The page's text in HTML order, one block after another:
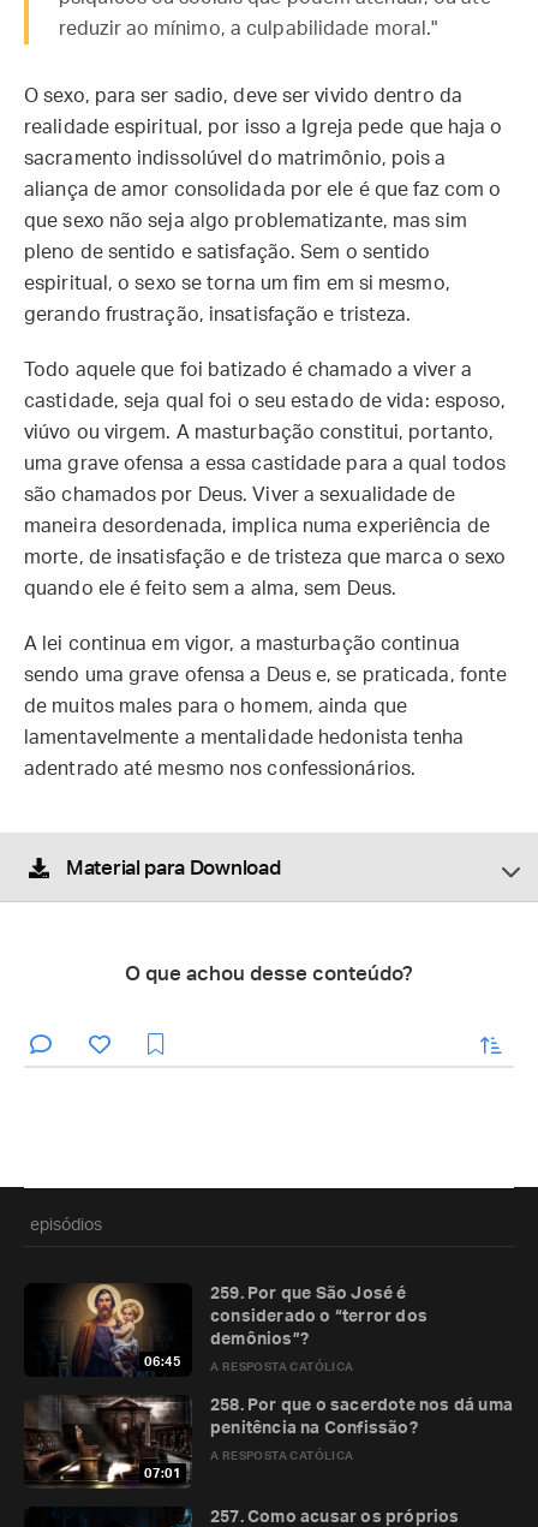
reduzir ao mínimo, a culpabilidade moral."
O sexo, para ser sadio, deve ser vivido dentro da
realidade espiritual, por isso a Igreja pede que haja o
sacramento indissolúvel do matrimônio, pois a
aliança de amor consolidada por ele é que faz com o
que sexo não seja algo problematizante, mas sim
pleno de sentido e satisfação. Sem o sentido
espiritual, o sexo se torna um fim em si mesmo,
gerando frustração, insatisfação e tristeza.
Todo aquele que foi batizado é chamado a viver a
castidade, seja qual foi o seu estado de vida: esposo,
viúvo ou virgem. A masturbação constitui, portanto,
uma grave ofensa a essa castidade para a qual todos
são chamados por Deus. Viver a sexualidade de
maneira desordenada, implica numa experiência de
morte, de insatisfação e de tristeza que marca o sexo
quando ele é feito sem a alma, sem Deus.
A lei continua em vigor, a masturbação continua
sendo uma grave ofensa a Deus e, se praticada, fonte
de muitos males para o homem, ainda que
lamentavelmente a mentalidade hedonista tenha
adentrado até mesmo nos confessionários.
Material para Download
O que achou desse conteúdo?
enviar
episódios
06:45 A RESPOSTA CATÓLICA
259. Por que São José é
considerado o “terror dos
demônios”?
07:01
A RESPOSTA CATÓLICA
258. Por que o sacerdote nos dá uma
penitência na Confissão?
257. Como acusar os próprios